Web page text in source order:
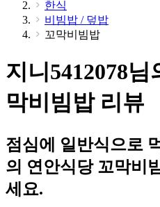
한식
비빔밥 / 덮밥
꼬막비빔밥
지니5412078
막비빔밥 리뷰
점심에 일반식으로
의 연안식당 꼬막비
세요.